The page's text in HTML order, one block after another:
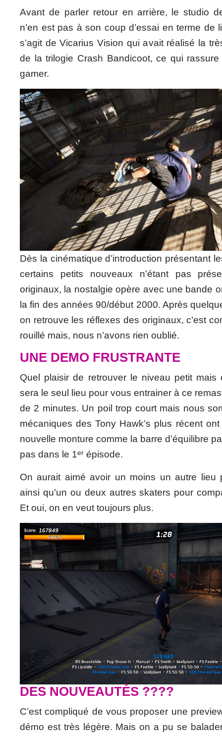
Avant de parler retour en arrière, le studio
n’en est pas à son coup d’essai en terme de
s’agit de Vicarius Vision qui avait réalisé la
de la trilogie Crash Bandicoot, ce qui
gamer.
Dès la cinématique d’introduction présentant
certains petits nouveaux n’étant pas
originaux, la nostalgie opère avec une bande
la fin des années 90/début 2000. Après
on retrouve les réflexes des originaux, c’est
rouillé mais, nous n’avons rien oublié.
UNE DEMO FRUSTRANTE
Quel plaisir de retrouver le niveau petit mais
sera le seul lieu pour vous entrainer à ce
de 2 minutes. Un poil trop court mais nous
mécaniques des Tony Hawk’s plus récent
nouvelle monture comme la barre d’équilibre
pas dans le 1er épisode.
On aurait aimé avoir un moins un autre lieu
ainsi qu’un ou deux autres skaters pour
Et oui, on en veut toujours plus.
DES NOUVEAUTÉS ????
C’est compliqué de vous proposer une
démo est très légère. Mais on a pu se